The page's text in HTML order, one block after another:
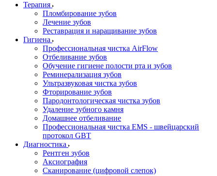
Терапия
Пломбирование зубов
Лечение зубов
Реставрация и наращивание зубов
Гигиена
Профессиональная чистка AirFlow
Отбеливание зубов
Обучение гигиене полости рта и зубов
Реминерализация зубов
Ультразвуковая чистка зубов
Фторирование зубов
Пародонтологическая чистка зубов
Удаление зубного камня
Домашнее отбеливание
Профессиональная чистка EMS - швейцарский
протокол GBT
Диагностика
Рентген зубов
Аксиография
Сканирование (цифровой слепок)